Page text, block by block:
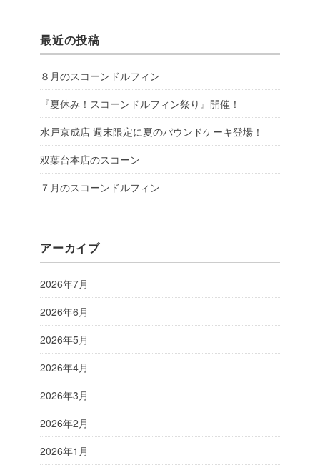
最近の投稿
８月のスコーンドルフィン
『夏休み！スコーンドルフィン祭り』開催！
水戸京成店 週末限定に夏のパウンドケーキ登場！
双葉台本店のスコーン
７月のスコーンドルフィン
アーカイブ
2026年7月
2026年6月
2026年5月
2026年4月
2026年3月
2026年2月
2026年1月